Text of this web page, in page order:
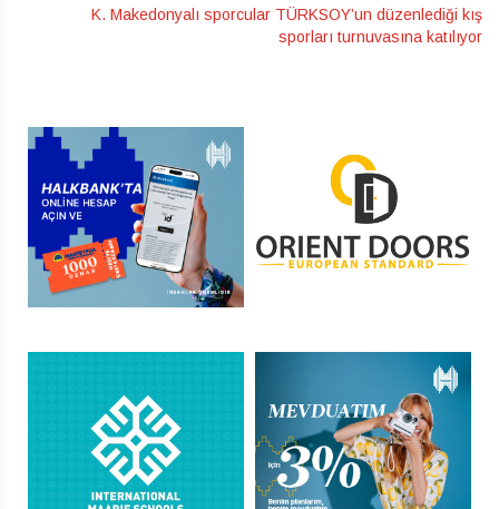
K. Makedonyalı sporcular TÜRKSOY’un düzenlediği kış
sporları turnuvasına katılıyor